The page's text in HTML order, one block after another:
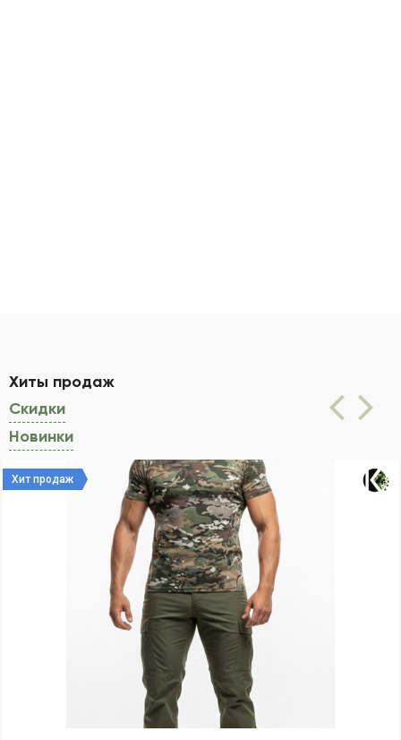
Хиты продаж
Скидки
Новинки
Хит продаж